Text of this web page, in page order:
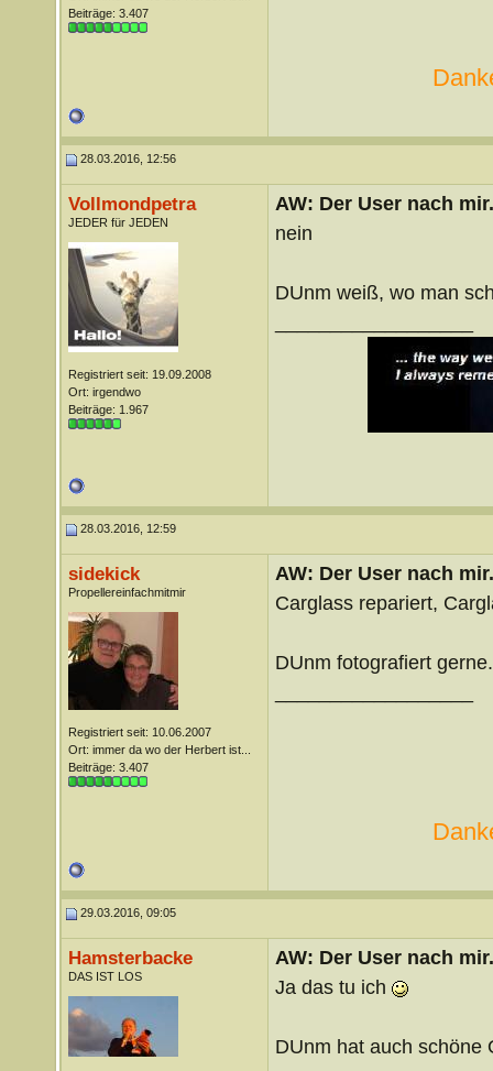
Beiträge: 3.407
28.03.2016, 12:56
Vollmondpetra
JEDER für JEDEN
Registriert seit: 19.09.2008
Ort: irgendwo
Beiträge: 1.967
AW: Der User nach
nein
DUnm weiß, wo man
28.03.2016, 12:59
sidekick
Propellereinfachmitmir
Registriert seit: 10.06.2007
Ort: immer da wo der Herbert ist...
Beiträge: 3.407
AW: Der User nach
Carglass repariert,
DUnm fotografiert gerne.
29.03.2016, 09:05
Hamsterbacke
DAS IST LOS
AW: Der User nach
Ja das tu ich
DUnm hat auch schöne